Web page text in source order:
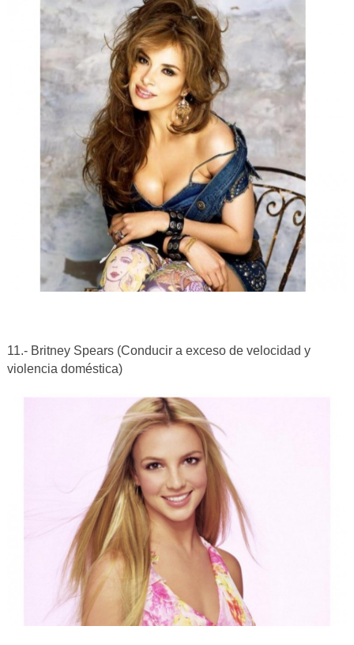
11.- Britney Spears (Conducir a exceso de velocidad y
violencia doméstica)